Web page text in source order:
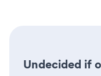
Undecided if